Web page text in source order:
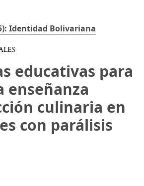
Identidad Bolivariana
educativas para
enseñanza
culinaria en
con parálisis